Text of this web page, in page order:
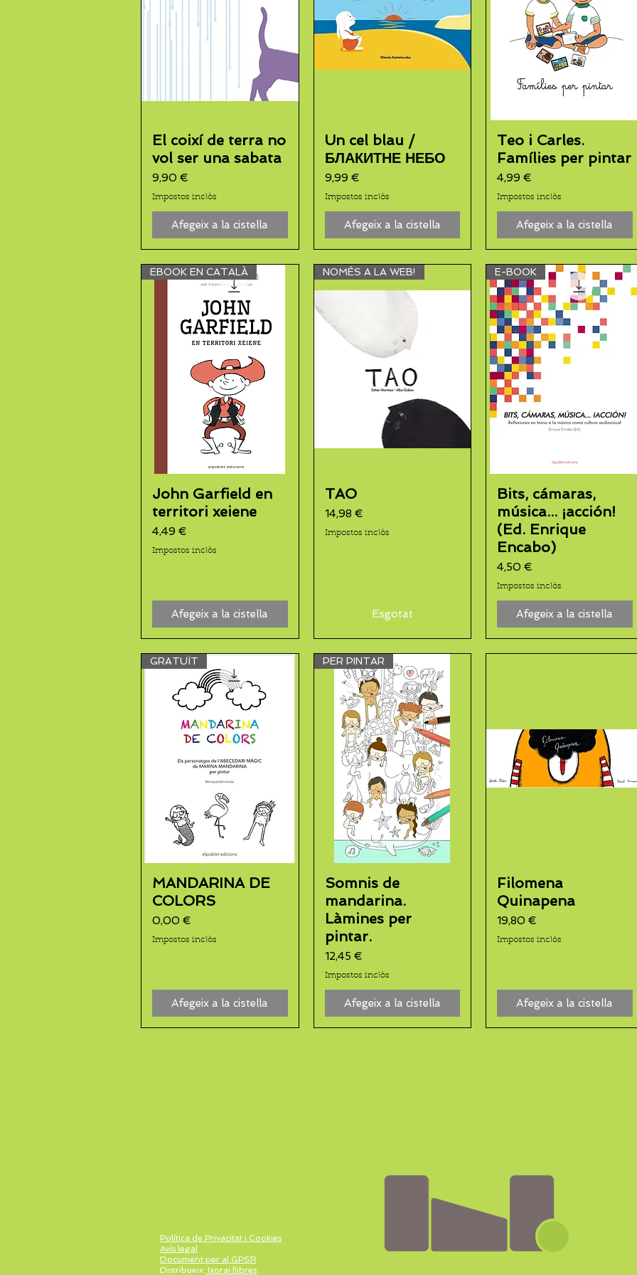
El coixí de terra no
vol ser una sabata
Preu
9,90 €
Impostos inclòs
Afegeix a la cistella
Un cel blau /
БЛАКИТНЕ НЕБО
Preu
9,99 €
Impostos inclòs
Afegeix a la cistella
Teo i Carles.
Famílies per pintar
Preu
4,99 €
Impostos inclòs
Afegeix a la cistella
EBOOK EN CATALÀ
John Garfield en
territori xeiene
Preu
4,49 €
Impostos inclòs
Afegeix a la cistella
NOMÉS A LA WEB!
TAO
Preu
14,98 €
Impostos inclòs
Esgotat
E-BOOK
Bits, cámaras,
música... ¡acción!
(Ed. Enrique
Encabo)
Preu
4,50 €
Impostos inclòs
Afegeix a la cistella
GRATUÏT
MANDARINA DE
COLORS
Preu
0,00 €
Impostos inclòs
Afegeix a la cistella
PER PINTAR
Somnis de
mandarina.
Làmines per
pintar.
Preu
12,45 €
Impostos inclòs
Afegeix a la cistella
Filomena
Quinapena
Preu
19,80 €
Impostos inclòs
Afegeix a la cistella
Política de Privacitat i Cookies
Avís legal
Document per al GPSR
Distribueix: Ixorai llibres